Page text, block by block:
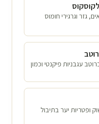
גזר וגרגירי חומוס
עגבניות פיקנטי וכמון
ופטריות יער בתיבול